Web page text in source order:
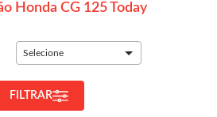
Honda CG 125 Today
Selecione
FILTRAR